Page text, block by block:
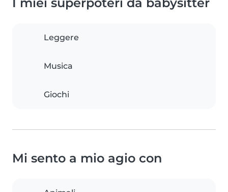
I miei superpoteri da babysitter
Leggere
Musica
Giochi
Mi sento a mio agio con